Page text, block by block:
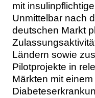
mit
Unmittelbar nach
deutschen Markt
Ländern sowie
Pilotprojekte in
Märkten mit